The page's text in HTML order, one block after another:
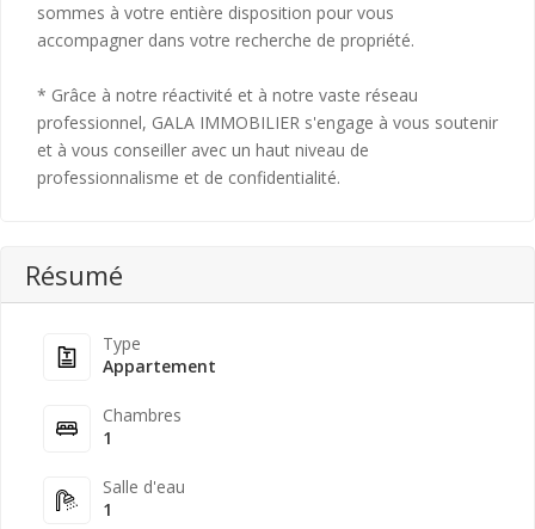
sommes à votre entière disposition pour vous
accompagner dans votre recherche de propriété.
* Grâce à notre réactivité et à notre vaste réseau
professionnel, GALA IMMOBILIER s'engage à vous soutenir
et à vous conseiller avec un haut niveau de
professionnalisme et de confidentialité.
Résumé
Type
Appartement
Chambres
1
Salle d'eau
1